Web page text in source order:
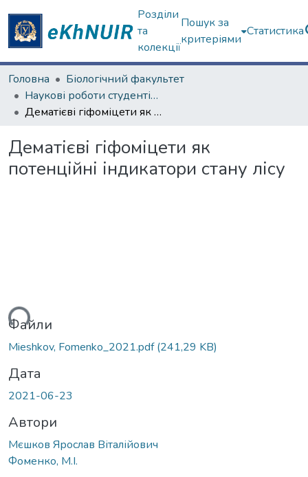
Розділи
та
колекції
Пошук за
критеріями
Статистика
Головна
Біологічний факультет
Наукові роботи студентів та аспірантів. Біологічний факультет
Дематієві гіфоміцети як потенційні індикатори стану лісу
Дематієві гіфоміцети як
потенційні індикатори стану лісу
Файли
Mieshkov, Fomenko_2021.pdf(241,29 KB)
Дата
2021-06-23
Автори
Мєшков Ярослав Віталійович
Фоменко, М.І.